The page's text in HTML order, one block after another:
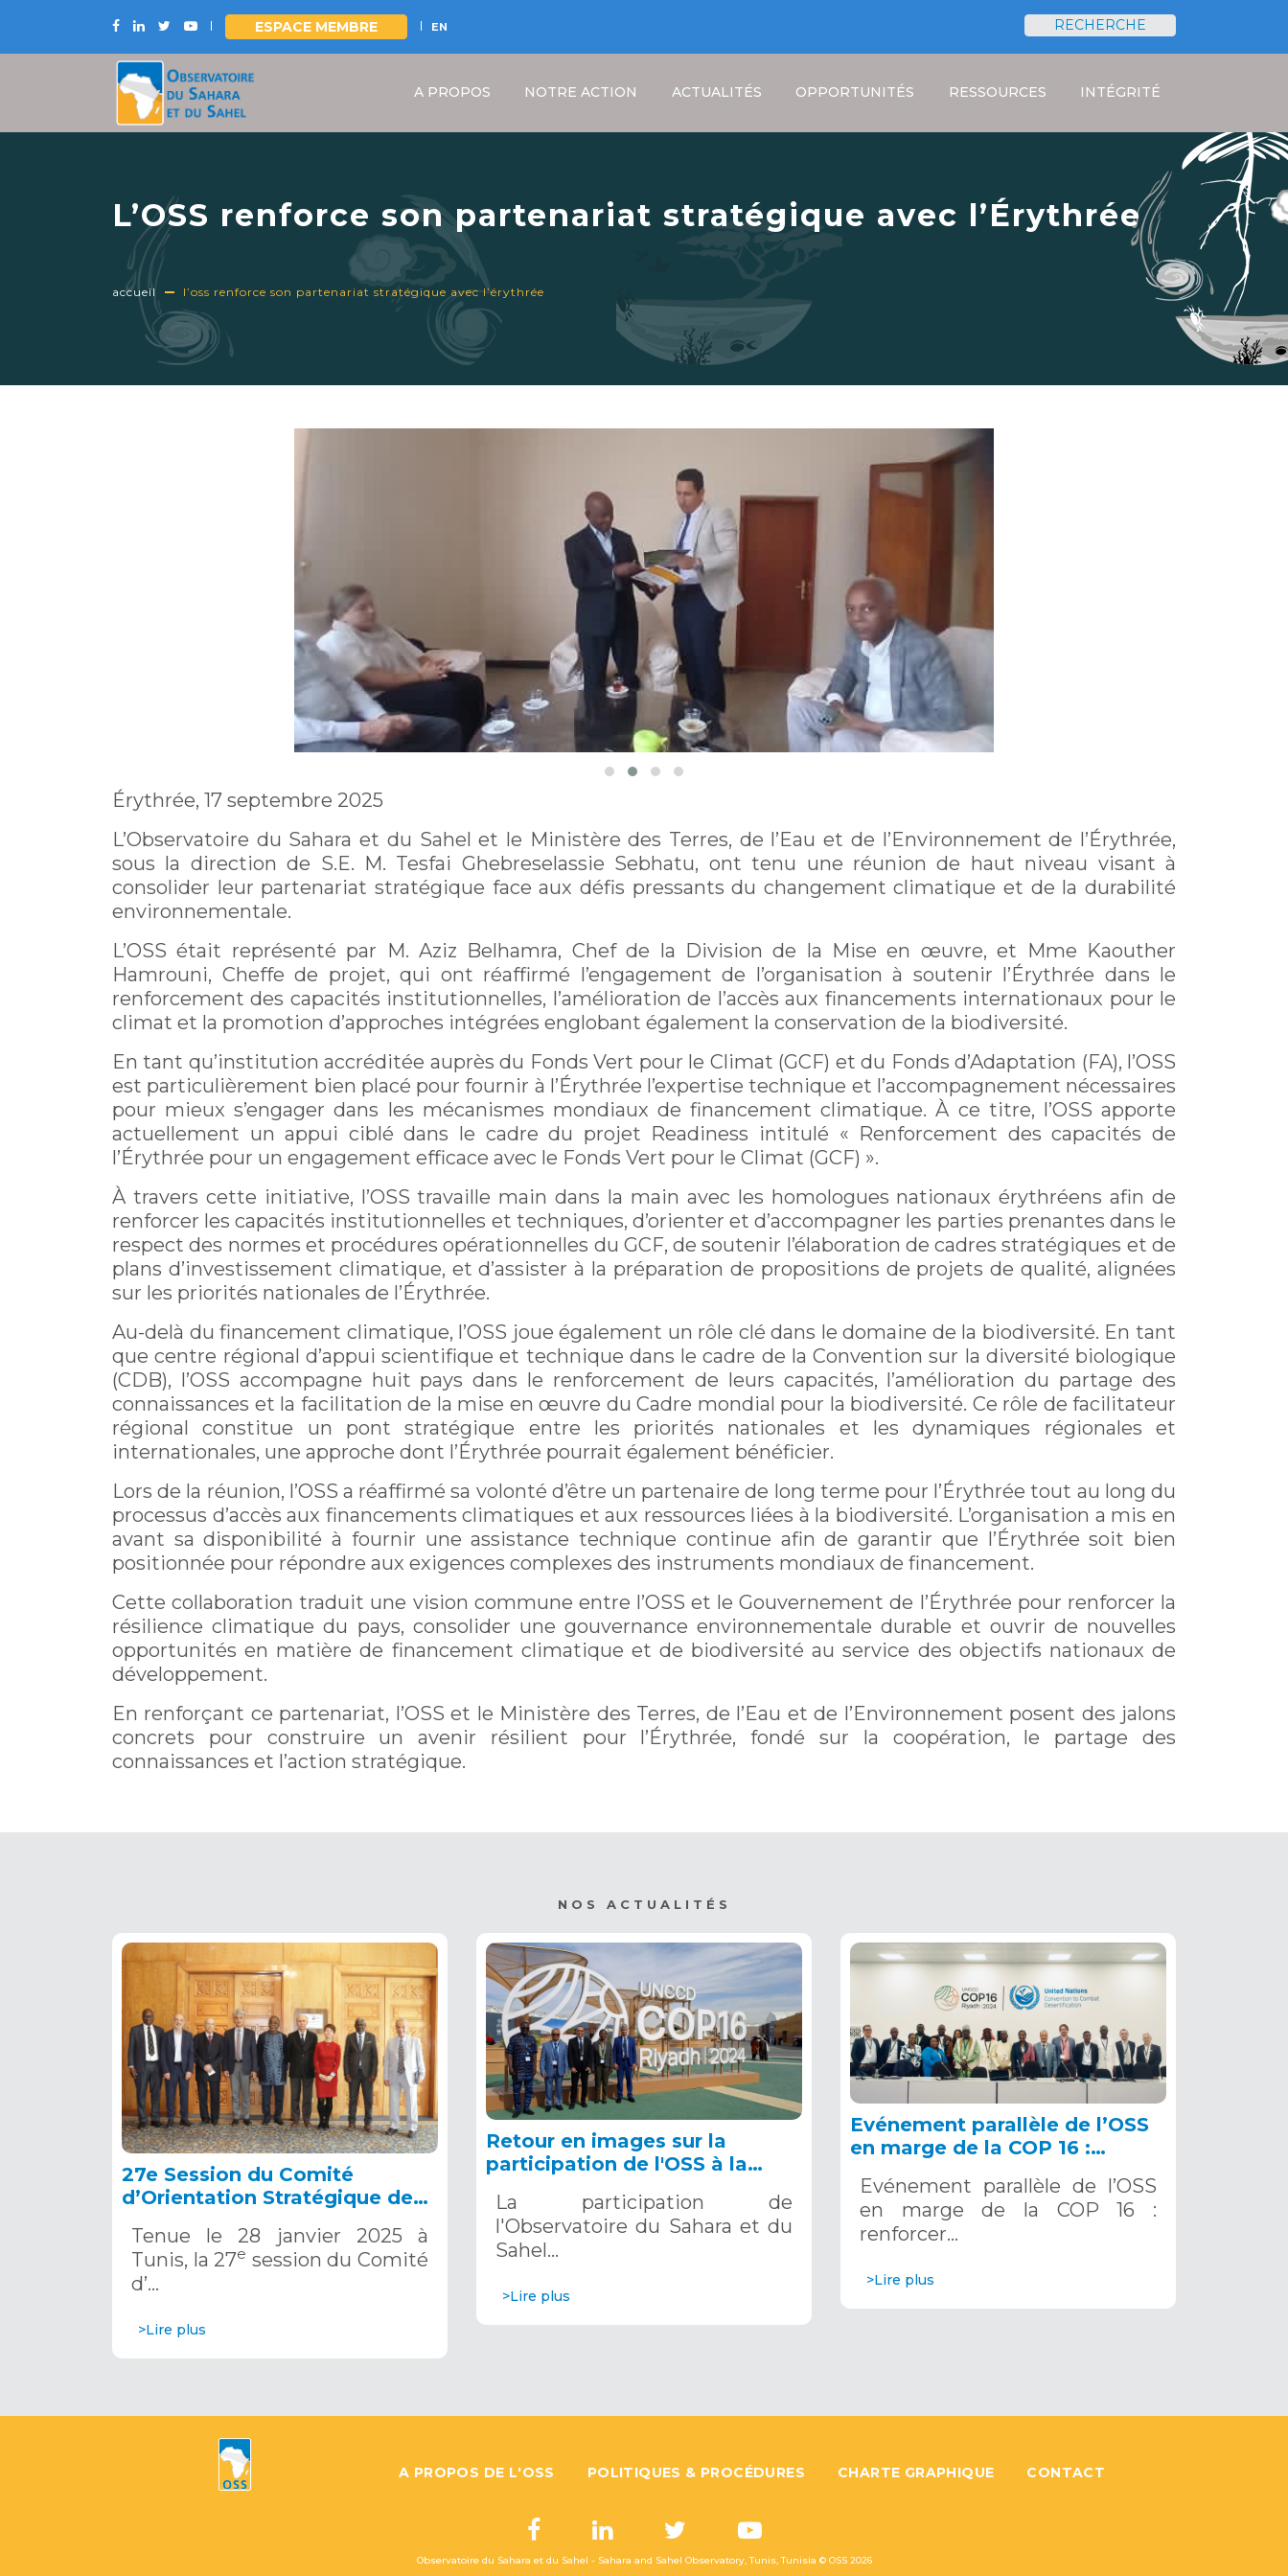
principal
ESPACE MEMBRE EN
RECHERCHE
A PROPOS NOTRE ACTION ACTUALITÉS OPPORTUNITÉS RESSOURCES INTÉGRITÉ
L’OSS renforce son partenariat stratégique avec l’Érythrée
accueil l’oss renforce son partenariat stratégique avec l’érythrée
Érythrée, 17 septembre 2025
L’Observatoire du Sahara et du Sahel et le Ministère des Terres, de l’Eau et de l’Environnement de l’Érythrée,
sous la direction de S.E. M. Tesfai Ghebreselassie Sebhatu, ont tenu une réunion de haut niveau visant à
consolider leur partenariat stratégique face aux défis pressants du changement climatique et de la durabilité
environnementale.
L’OSS était représenté par M. Aziz Belhamra, Chef de la Division de la Mise en œuvre, et Mme Kaouther
Hamrouni, Cheffe de projet, qui ont réaffirmé l’engagement de l’organisation à soutenir l’Érythrée dans le
renforcement des capacités institutionnelles, l’amélioration de l’accès aux financements internationaux pour le
climat et la promotion d’approches intégrées englobant également la conservation de la biodiversité.
En tant qu’institution accréditée auprès du Fonds Vert pour le Climat (GCF) et du Fonds d’Adaptation (FA), l’OSS
est particulièrement bien placé pour fournir à l’Érythrée l’expertise technique et l’accompagnement nécessaires
pour mieux s’engager dans les mécanismes mondiaux de financement climatique. À ce titre, l’OSS apporte
actuellement un appui ciblé dans le cadre du projet Readiness intitulé « Renforcement des capacités de
l’Érythrée pour un engagement efficace avec le Fonds Vert pour le Climat (GCF) ».
À travers cette initiative, l’OSS travaille main dans la main avec les homologues nationaux érythréens afin de
renforcer les capacités institutionnelles et techniques, d’orienter et d’accompagner les parties prenantes dans le
respect des normes et procédures opérationnelles du GCF, de soutenir l’élaboration de cadres stratégiques et de
plans d’investissement climatique, et d’assister à la préparation de propositions de projets de qualité, alignées
sur les priorités nationales de l’Érythrée.
Au-delà du financement climatique, l’OSS joue également un rôle clé dans le domaine de la biodiversité. En tant
que centre régional d’appui scientifique et technique dans le cadre de la Convention sur la diversité biologique
(CDB), l’OSS accompagne huit pays dans le renforcement de leurs capacités, l’amélioration du partage des
connaissances et la facilitation de la mise en œuvre du Cadre mondial pour la biodiversité. Ce rôle de facilitateur
régional constitue un pont stratégique entre les priorités nationales et les dynamiques régionales et
internationales, une approche dont l’Érythrée pourrait également bénéficier.
Lors de la réunion, l’OSS a réaffirmé sa volonté d’être un partenaire de long terme pour l’Érythrée tout au long du
processus d’accès aux financements climatiques et aux ressources liées à la biodiversité. L’organisation a mis en
avant sa disponibilité à fournir une assistance technique continue afin de garantir que l’Érythrée soit bien
positionnée pour répondre aux exigences complexes des instruments mondiaux de financement.
Cette collaboration traduit une vision commune entre l’OSS et le Gouvernement de l’Érythrée pour renforcer la
résilience climatique du pays, consolider une gouvernance environnementale durable et ouvrir de nouvelles
opportunités en matière de financement climatique et de biodiversité au service des objectifs nationaux de
développement.
En renforçant ce partenariat, l’OSS et le Ministère des Terres, de l’Eau et de l’Environnement posent des jalons
concrets pour construire un avenir résilient pour l’Érythrée, fondé sur la coopération, le partage des
connaissances et l’action stratégique.
NOS ACTUALITÉS
27e Session du Comité
d’Orientation Stratégique de
Tenue le 28 janvier 2025 à
Tunis, la 27e session du Comité
d’…
>Lire plus
Retour en images sur la
participation de l'OSS à la
2024 à Riyad, en Arabie
Saoudite
La participation de
l'Observatoire du Sahara et du
Sahel…
>Lire plus
Evénement parallèle de l’OSS
en marge de la COP 16 :
grâce aux Systèmes d’Alerte
Précoce Multirisques. 12
décembre 2024
Evénement parallèle de l’OSS
en marge de la COP 16 :
renforcer…
>Lire plus
A PROPOS DE L'OSS POLITIQUES & PROCÉDURES CHARTE GRAPHIQUE CONTACT
Observatoire du Sahara et du Sahel - Sahara and Sahel Observatory, Tunis, Tunisia © OSS 2026